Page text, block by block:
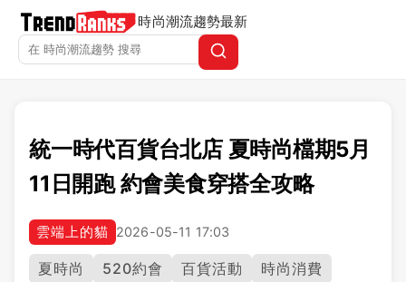
時尚潮流趨勢最新
統一時代百貨台北店 夏時尚檔期5月
11日開跑 約會美食穿搭全攻略
雲端上的貓 2026-05-11 17:03
夏時尚 520約會 百貨活動
時尚消費